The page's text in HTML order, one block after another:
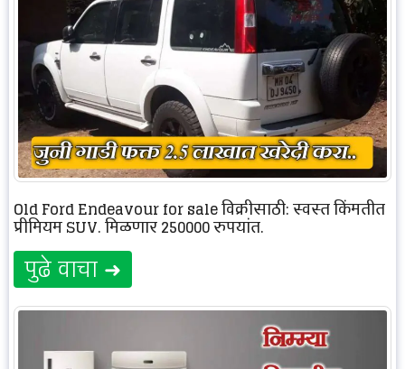
Old Ford Endeavour for sale विक्रीसाठी: स्वस्त किंमतीत
प्रीमियम SUV. मिळणार 250000 रुपयांत.
पुढे वाचा ➜